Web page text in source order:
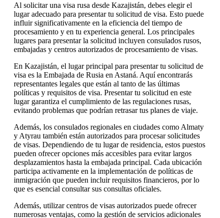
Al solicitar una visa rusa desde Kazajistán, debes elegir el
lugar adecuado para presentar tu solicitud de visa. Esto puede
influir significativamente en la eficiencia del tiempo de
procesamiento y en tu experiencia general. Los principales
lugares para presentar la solicitud incluyen consulados rusos,
embajadas y centros autorizados de procesamiento de visas.
En Kazajistán, el lugar principal para presentar tu solicitud de
visa es la Embajada de Rusia en Astaná. Aquí encontrarás
representantes legales que están al tanto de las últimas
políticas y requisitos de visa. Presentar tu solicitud en este
lugar garantiza el cumplimiento de las regulaciones rusas,
evitando problemas que podrían retrasar tus planes de viaje.
Además, los consulados regionales en ciudades como Almaty
y Atyrau también están autorizados para procesar solicitudes
de visas. Dependiendo de tu lugar de residencia, estos puestos
pueden ofrecer opciones más accesibles para evitar largos
desplazamientos hasta la embajada principal. Cada ubicación
participa activamente en la implementación de políticas de
inmigración que pueden incluir requisitos financieros, por lo
que es esencial consultar sus consultas oficiales.
Además, utilizar centros de visas autorizados puede ofrecer
numerosas ventajas, como la gestión de servicios adicionales